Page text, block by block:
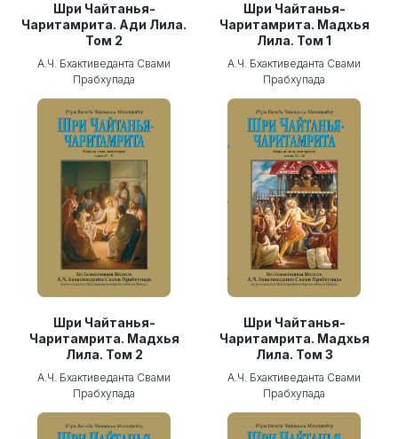
Шри Чайтанья-
Чаритамрита. Ади Лила.
Том 2
А.Ч. Бхактиведанта Свами
Прабхупада
Шри Чайтанья-
Чаритамрита. Мадхья
Лила. Том 1
А.Ч. Бхактиведанта Свами
Прабхупада
Шри Чайтанья-
Чаритамрита. Мадхья
Лила. Том 2
А.Ч. Бхактиведанта Свами
Прабхупада
Шри Чайтанья-
Чаритамрита. Мадхья
Лила. Том 3
А.Ч. Бхактиведанта Свами
Прабхупада